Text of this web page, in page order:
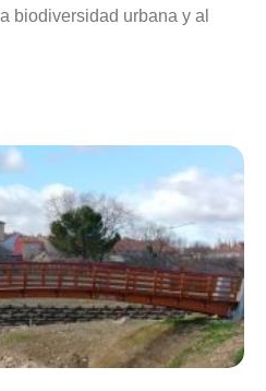
biodiversidad urbana y al